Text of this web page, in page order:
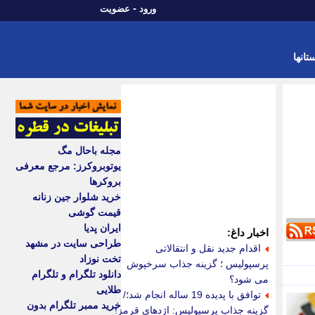
ورود - عضویت
اخبار داغ:
اقدام جدید نقل و انتقالاتی
پرسپولیس ؛ گزینه جذاب سرخپوش
می شود؟
توافق با پدیده 19 ساله انجام شد؛/
گزینه جذاب پرسپولیس: اژدهای قرمز!
مجله باحال مگ
یوتوبروکرز: مرجع معرفی
بروکرها
خرید شلوار جین زنانه
قیمت گوشی
ایران پدیا
طراحی سایت در مشهد
تخت نوزاد
دانلود تلگرام و تلگرام
طلایی
خرید ممبر تلگرام بدون